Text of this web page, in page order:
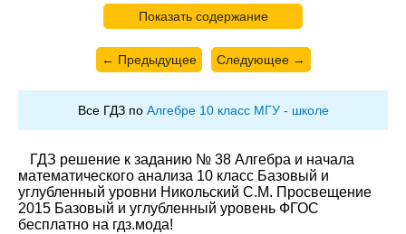
Показать содержание
← Предыдущее Следующее →
Все ГДЗ по Алгебре 10 класс МГУ - школе
ГДЗ решение к заданию № 38 Алгебра и начала
математического анализа 10 класс Базовый и
углубленный уровни Никольский С.М. Просвещение
2015 Базовый и углубленный уровень ФГОС
бесплатно на гдз.мода!